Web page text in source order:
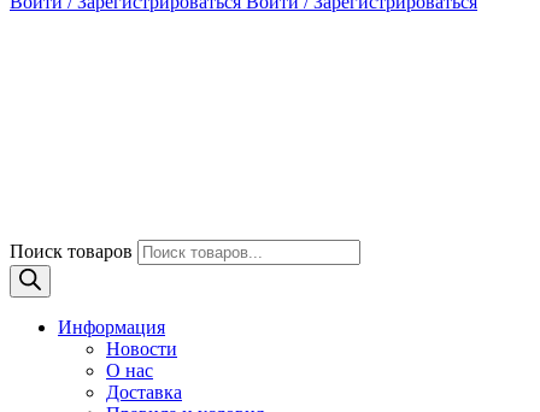
Поиск товаров
Информация
Новости
О нас
Доставка